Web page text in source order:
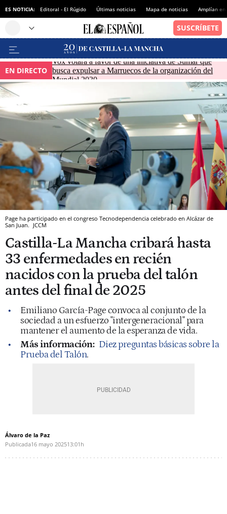
ES NOTICIA: Editoral - El Rúgido Últimas noticias Mapa de noticias Amplían
EN DIRECTO
Vox votará a favor de una iniciativa de Sumar que
busca expulsar a Marruecos de la organización del
Mundial 2030
Page ha participado en el congreso Tecnodependencia celebrado en Alcázar de
San Juan. JCCM
Castilla-La Mancha cribará hasta
33 enfermedades en recién
nacidos con la prueba del talón
antes del final de 2025
Emiliano García-Page convoca al conjunto de la
sociedad a un esfuerzo "intergeneracional" para
mantener el aumento de la esperanza de vida.
Más información: Diez preguntas básicas sobre la
Prueba del Talón.
Álvaro de la Paz
Publicada16 mayo 202513:01h